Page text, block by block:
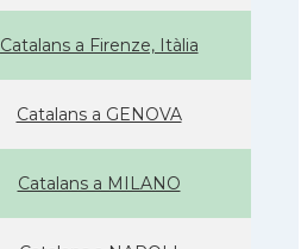
Catalans a Firenze, Itàlia
Catalans a GENOVA
Catalans a MILANO